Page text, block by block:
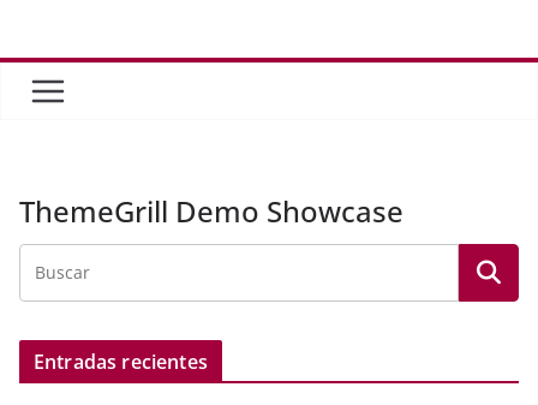
contenido
ThemeGrill Demo Showcase
Entradas recientes